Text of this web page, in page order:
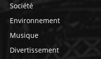
Société
Environnement
Musique
Divertissement